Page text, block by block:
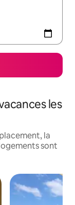
les
la
sont